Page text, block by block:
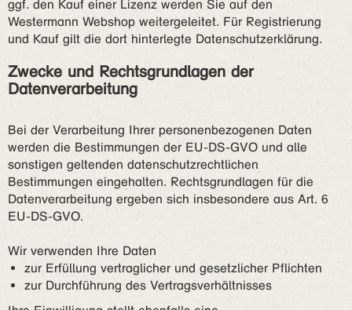
ggf. den Kauf einer Lizenz werden Sie auf den
Westermann Webshop weitergeleitet. Für Registrierung
und Kauf gilt die dort hinterlegte Datenschutzerklärung.
Zwecke und Rechtsgrundlagen der
Datenverarbeitung
Bei der Verarbeitung Ihrer personenbezogenen Daten
werden die Bestimmungen der EU-DS-GVO und alle
sonstigen geltenden datenschutzrechtlichen
Bestimmungen eingehalten. Rechtsgrundlagen für die
Datenverarbeitung ergeben sich insbesondere aus Art. 6
EU-DS-GVO.
Wir verwenden Ihre Daten
zur Erfüllung vertraglicher und gesetzlicher Pflichten
zur Durchführung des Vertragsverhältnisses